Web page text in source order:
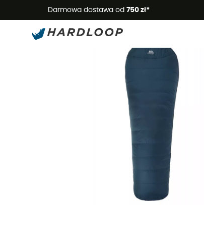
Darmowa dostawa od 750 zł*